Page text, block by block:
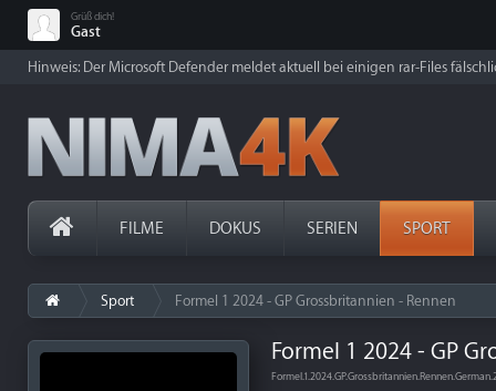
Grüß dich!
Gast
Hinweis: Der Microsoft Defender meldet aktuell bei einigen rar-Files
FILME DOKUS SERIEN SPORT
Sport Formel 1 2024 - GP Grossbritannien - Rennen
Formel 1 2024 - GP